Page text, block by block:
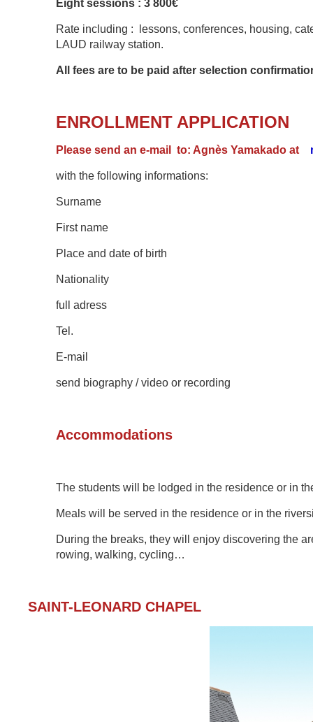
Eight sessions : 3 800€
Rate including : lessons, conferences, housing,
LAUD railway station.
All fees are to be paid after selection
ENROLLMENT APPLICATION
Please send an e-mail to: Agnès Yamakado at
with the following informations:
Surname
First name
Place and date of birth
Nationality
full adress
Tel.
E-mail
send biography / video or recording
Accommodations
The students will be lodged in the residence or in
Meals will be served in the residence or in the
During the breaks, they will enjoy discovering the
rowing, walking, cycling…
SAINT-LEONARD CHAPEL